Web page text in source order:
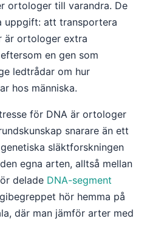
ortologer till varandra. De
uppgift: att transportera
är ortologer extra
en gen som
ledtrådar om hur
hos människa.
för DNA är ortologer
snarare än ett
släktforskningen
egna arten, alltså mellan
delade DNA-segment
hör hemma på
där man jämför arter med